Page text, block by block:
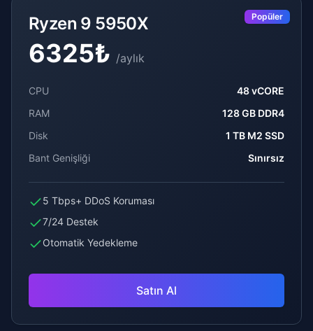
Popüler
Ryzen 9 5950X
6325₺ /aylık
CPU
48 vCORE
RAM
128 GB DDR4
Disk
1 TB M2 SSD
Bant Genişliği
Sınırsız
5 Tbps+ DDoS Koruması
7/24 Destek
Otomatik Yedekleme
Satın Al